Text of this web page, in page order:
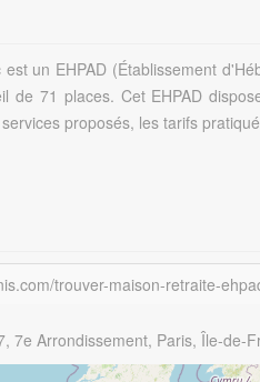
un EHPAD (Établissement
de 71 places. Cet EHPAD
proposés, les tarifs
trouver-maison-retraite-
7e Arrondissement, Paris, Île-de-